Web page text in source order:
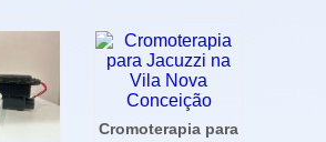
Cromoterapia para